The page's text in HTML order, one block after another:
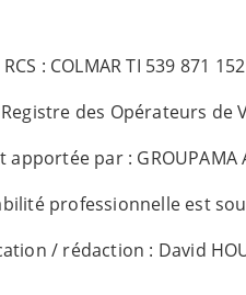
social :
: COLMAR TI 539 871
des Opérateurs de
par : GROUPAMA
professionnelle est
/ rédaction : David